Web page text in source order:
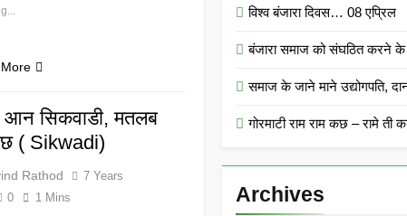
सिकवाडी, मतलब
( Sikwadi)
Rathod
7 Years
0 1 Mins
विश्व बंजारा दिवस… 08 एप्रिल
बंजारा समाज को संघठित करने
समाज के जाने माने उद्योगपति,
गोरमाटी राम राम कछ – रामे ती
Archives